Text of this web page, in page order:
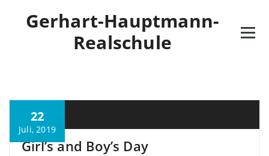
Gerhart-Hauptmann-
Realschule
22
Juli, 2019
M. Özkan
Girl’s and Boy’s Day